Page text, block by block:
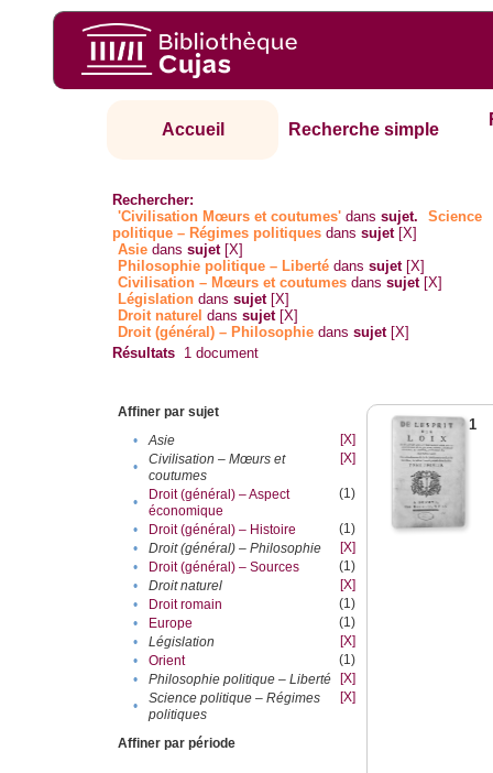
Accueil Recherche simple
Rechercher:
'Civilisation Mœurs et coutumes' danssujet.
Science
politique – Régimes politiques danssujet [X]
Asie danssujet [X]
Philosophie politique – Liberté danssujet [X]
Civilisation – Mœurs et coutumes danssujet [X]
Législation danssujet [X]
Droit naturel danssujet [X]
Droit (général) – Philosophie danssujet [X]
Résultats 1 document
Affiner par sujet
•
Asie
[X]
•
Civilisation – Mœurs et
coutumes
[X]
•
Droit (général) – Aspect
économique
(1)
• Droit (général) – Histoire
(1)
•
Droit (général) – Philosophie
[X]
•
Droit (général) – Sources
(1)
•
Droit naturel
[X]
•
Droit romain
(1)
•
Europe
(1)
•
Législation
[X]
•
Orient
(1)
•
Philosophie politique – Liberté
[X]
•
Science politique – Régimes
politiques
[X]
Affiner par période
1